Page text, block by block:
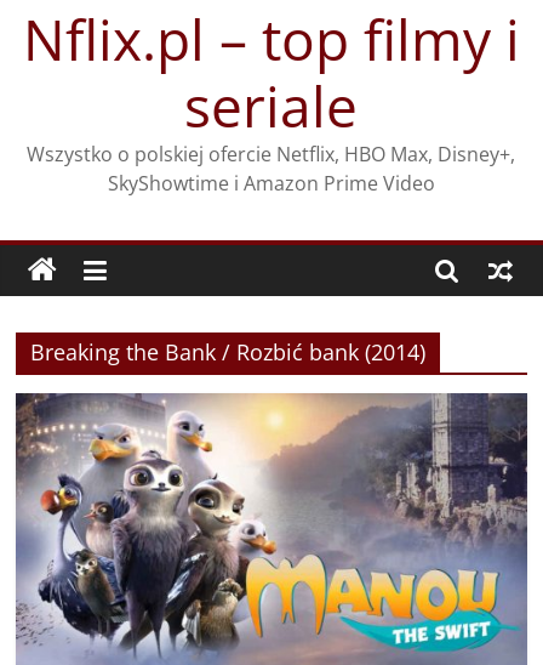
treściNflix.pl – top filmy i
seriale
Wszystko o polskiej ofercie Netflix, HBO Max, Disney+,
SkyShowtime i Amazon Prime Video
Breaking the Bank / Rozbić bank (2014)